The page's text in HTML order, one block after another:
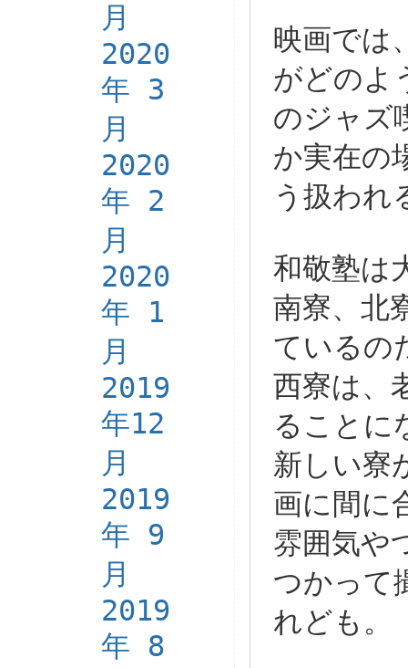
月
2020
年 3
月
2020
年 2
月
2020
年 1
月
2019
年12
月
2019
年 9
月
2019
年 8
映画では
がどのよ
のジャズ
か実在の
う扱われ
和敬塾は
南寮、北
ているの
西寮は、
ることに
新しい寮
画に間に
雰囲気や
つかって
れども。